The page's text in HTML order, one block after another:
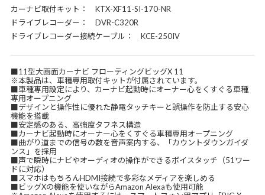
カーナビ取付キット： KTX-XF11-SI-170-NR
ドライブレコーダー： DVR-C320R
ドライブレコーダー接続ケーブル： KCE-250IV
■11型大画面カーナビ フローティングビッグX 11
※本製品は、車種専用取付キットが付属されています。
■車種専用設定により、カーナビ起動時にオーナー心をくすぐる車種
専用オープニング
■デザインと操作性に優れた静電タッチキーと誤操作を防止する安心
機能を搭載
■安定感のある、高強度タフネス構造
■カーナビ起動時にオーナー心をくすぐる車種専用オープニング
■曲がり道までの信号の数を音声案内する、「カウントダウンガイダ
ンス」を採用
■声で瞬時にナビやオーディオの操作ができるボイスタッチ（51ワー
ドに対応）
■スマホはもちろんHDMI接続で多彩なメディアを楽しめる
■ビッグXの機能を使いながらAmazon Alexaも使用可能